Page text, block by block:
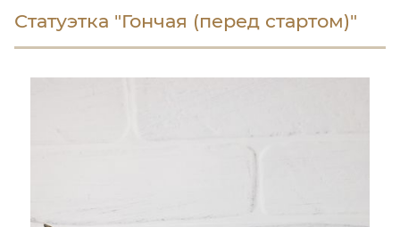
Статуэтка "Гончая (перед стартом)"